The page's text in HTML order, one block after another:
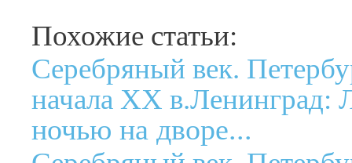
Похожие статьи:
Серебряный век.
начала XX в.Ленинград:
ночью на дворе...